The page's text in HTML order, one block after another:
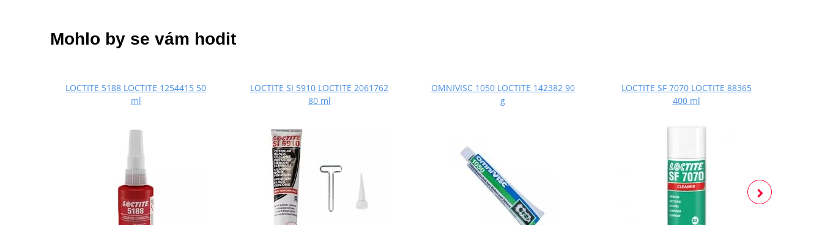
Mohlo by se vám hodit
LOCTITE 5188 LOCTITE 1254415 50
ml
LOCTITE SI 5910 LOCTITE 2061762
80 ml
OMNIVISC 1050 LOCTITE 142382 90
g
LOCTITE SF 7070 LOCTITE 88365
400 ml